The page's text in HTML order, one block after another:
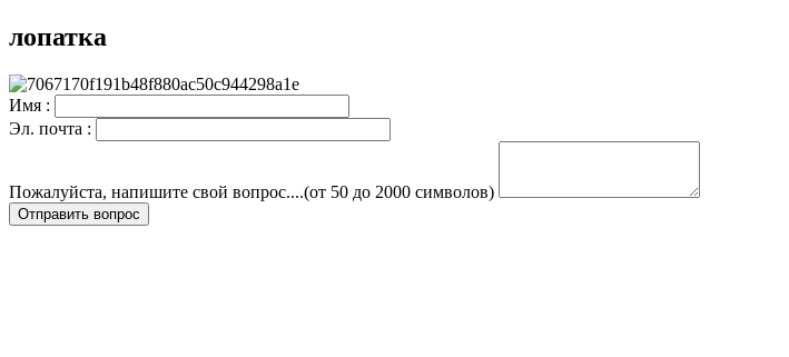
лопатка
Имя :
Эл. почта :
Пожалуйста, напишите свой вопрос....(от 50 до 2000 символов)
Отправить вопрос